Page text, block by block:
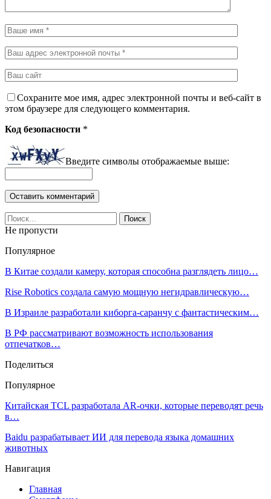
Сохраните мое имя, адрес электронной почты и веб-сайт в
этом браузере для следующего комментария.
Код безопасности *
Введите символы отображаемые выше:
Не пропусти
Популярное
В Китае создали камеру, которая способна разглядеть лицо…
Rise Robotics создала самую мощную негидравлическую…
В Израиле разработали киборга-саранчу с фантастическим…
В РФ рассматривают возможность использования
отпечатков…
Поделиться
Популярное
Китайская TCL разработала AR-очки, которые переводят речь
в…
Baidu разрабатывает ИИ для перевода языка домашних
животных
Навигация
Главная